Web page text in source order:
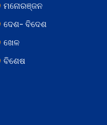
ମନୋରଞ୍ଜନ
ଦେଶ- ବିଦେଶ
ଖେଳ
ବିଶେଷ